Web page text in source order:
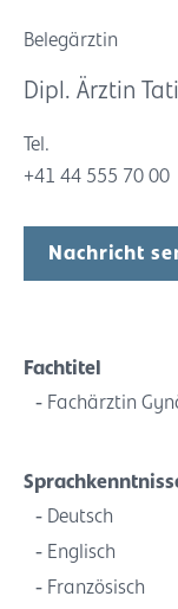
Belegärztin
Dipl. Ärztin
Tel.
+41 44 555 70 00
Nachricht
Fachtitel
Fachärztin
Deutsch
Englisch
Französisch